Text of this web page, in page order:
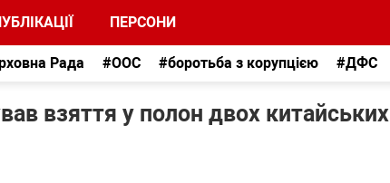
ПЕРСОНИ
Рада #ООС #боротьба з корупцією #ДФС
взяття у полон двох китайських